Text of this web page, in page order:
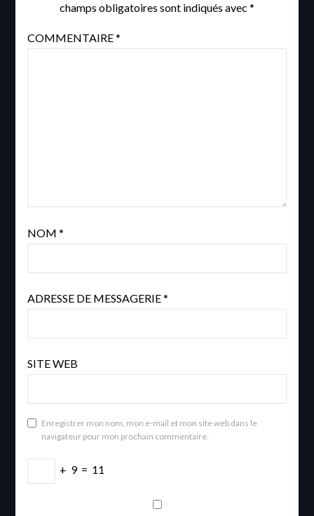
champs obligatoires sont indiqués avec *
COMMENTAIRE*
NOM *
ADRESSE DE MESSAGERIE*
SITE WEB
Enregistrer mon nom, mon e-mail et mon site web dans le
navigateur pour mon prochain commentaire.
+ 9 = 11